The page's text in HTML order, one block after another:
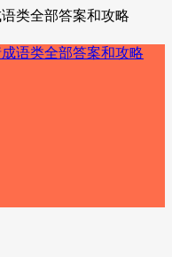
类全部答案和攻略